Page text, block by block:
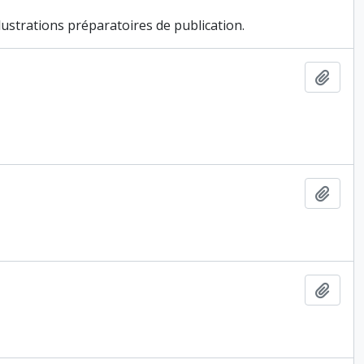
préparatoires de publication.